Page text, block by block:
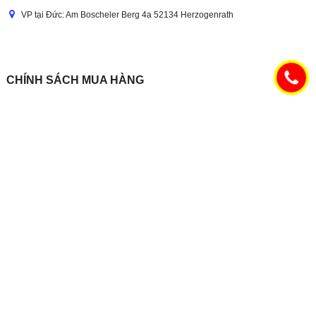
VP tại Đức: Am Boscheler Berg 4a 52134 Herzogenrath
CHÍNH SÁCH MUA HÀNG